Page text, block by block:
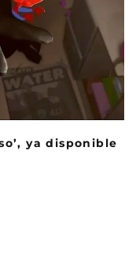
ya disponible